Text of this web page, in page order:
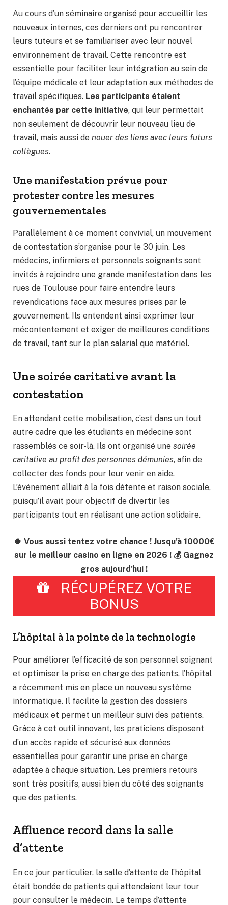
Au cours d’un séminaire organisé pour accueillir les
nouveaux internes, ces derniers ont pu rencontrer
leurs tuteurs et se familiariser avec leur nouvel
environnement de travail. Cette rencontre est
essentielle pour faciliter leur intégration au sein de
l’équipe médicale et leur adaptation aux méthodes de
travail spécifiques. Les participants étaient
enchantés par cette initiative, qui leur permettait
non seulement de découvrir leur nouveau lieu de
travail, mais aussi de nouer des liens avec leurs futurs
collègues.
Une manifestation prévue pour
protester contre les mesures
gouvernementales
Parallèlement à ce moment convivial, un mouvement
de contestation s’organise pour le 30 juin. Les
médecins, infirmiers et personnels soignants sont
invités à rejoindre une grande manifestation dans les
rues de Toulouse pour faire entendre leurs
revendications face aux mesures prises par le
gouvernement. Ils entendent ainsi exprimer leur
mécontentement et exiger de meilleures conditions
de travail, tant sur le plan salarial que matériel.
Une soirée caritative avant la
contestation
En attendant cette mobilisation, c’est dans un tout
autre cadre que les étudiants en médecine sont
rassemblés ce soir-là. Ils ont organisé une soirée
caritative au profit des personnes démunies, afin de
collecter des fonds pour leur venir en aide.
L’événement alliait à la fois détente et raison sociale,
puisqu’il avait pour objectif de divertir les
participants tout en réalisant une action solidaire.
🍀 Vous aussi tentez votre chance ! Jusqu'à 10000€
sur le meilleur casino en ligne en 2026 ! 💰 Gagnez
gros aujourd'hui !
RÉCUPÉREZ VOTRE
BONUS
L’hôpital à la pointe de la technologie
Pour améliorer l’efficacité de son personnel soignant
et optimiser la prise en charge des patients, l’hôpital
a récemment mis en place un nouveau système
informatique. Il facilite la gestion des dossiers
médicaux et permet un meilleur suivi des patients.
Grâce à cet outil innovant, les praticiens disposent
d’un accès rapide et sécurisé aux données
essentielles pour garantir une prise en charge
adaptée à chaque situation. Les premiers retours
sont très positifs, aussi bien du côté des soignants
que des patients.
Affluence record dans la salle
d’attente
En ce jour particulier, la salle d’attente de l’hôpital
était bondée de patients qui attendaient leur tour
pour consulter le médecin. Le temps d’attente